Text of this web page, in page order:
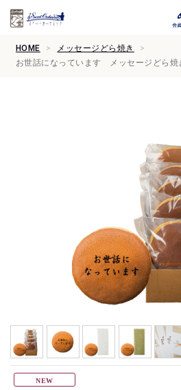
HOME
メッセージどら焼き
お世話になっています メッセージどら